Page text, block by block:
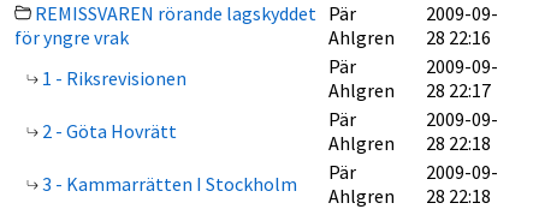
REMISSVAREN rörande lagskyddet
för yngre vrak
Pär
Ahlgren
2009-09-
28 22:16
1 - Riksrevisionen
Pär
Ahlgren
2009-09-
28 22:17
2 - Göta Hovrätt
Pär
Ahlgren
2009-09-
28 22:18
3 - Kammarrätten I Stockholm
Pär
Ahlgren
2009-09-
28 22:18